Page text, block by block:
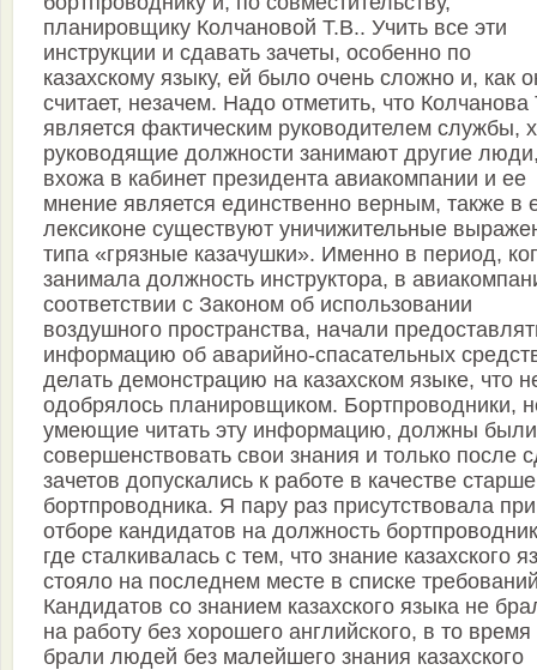
планировщику Колчановой Т.В.. Учить все эти
инструкции и сдавать зачеты, особенно по
казахскому языку, ей было очень сложно и, как
считает, незачем. Надо отметить, что Колчанова
является фактическим руководителем службы,
руководящие должности занимают другие
вхожа в кабинет президента авиакомпании и ее
мнение является единственно верным, также в
лексиконе существуют уничижительные
типа «грязные казачушки». Именно в период,
занимала должность инструктора, в
соответствии с Законом об использовании
воздушного пространства, начали
информацию об аварийно-спасательных
делать демонстрацию на казахском языке, что
одобрялось планировщиком. Бортпроводники,
умеющие читать эту информацию, должны были
совершенствовать свои знания и только после
зачетов допускались к работе в качестве
бортпроводника. Я пару раз присутствовала при
отборе кандидатов на должность
где сталкивалась с тем, что знание казахского
стояло на последнем месте в списке
Кандидатов со знанием казахского языка не
на работу без хорошего английского, в то время
брали людей без малейшего знания казахского